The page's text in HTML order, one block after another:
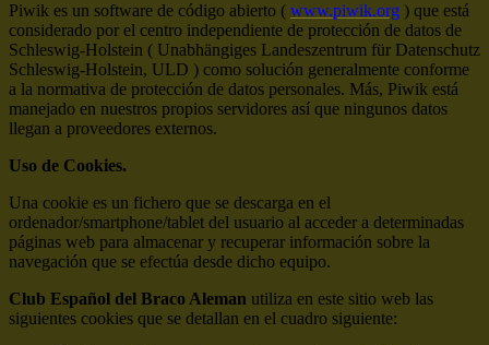
Piwik es un software de código abierto ( www.piwik.org ) que está
considerado por el centro independiente de protección de datos de
Schleswig-Holstein ( Unabhängiges Landeszentrum für Datenschutz
Schleswig-Holstein, ULD ) como solución generalmente conforme
a la normativa de protección de datos personales. Más, Piwik está
manejado en nuestros propios servidores así que ningunos datos
llegan a proveedores externos.
Uso de Cookies.
Una cookie es un fichero que se descarga en el
ordenador/smartphone/tablet del usuario al acceder a determinadas
páginas web para almacenar y recuperar información sobre la
navegación que se efectúa desde dicho equipo.
Club Español del Braco Aleman utiliza en este sitio web las
siguientes cookies que se detallan en el cuadro siguiente: